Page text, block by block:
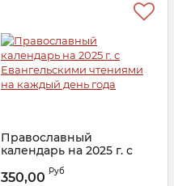
Православный
календарь на 2025 г. с
Евангельскими
чтениями на каждый
350,00 Руб